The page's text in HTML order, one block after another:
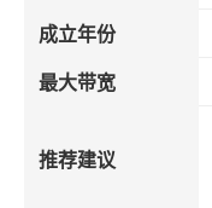
成立年份
最大带宽
推荐建议